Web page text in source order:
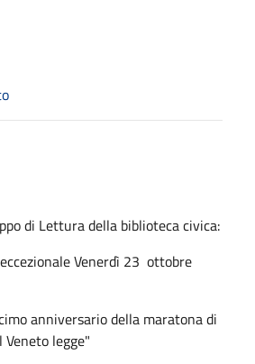
di Lettura della biblioteca civica:
Venerdì 23 ottobre
anniversario della maratona di
legge"